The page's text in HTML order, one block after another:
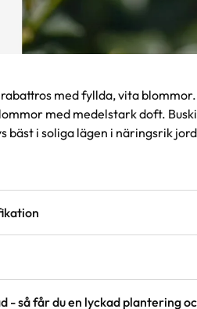
med fyllda, vita
med medelstark doft.
bäst i soliga lägen i näringsrik
- så får du en lyckad plantering